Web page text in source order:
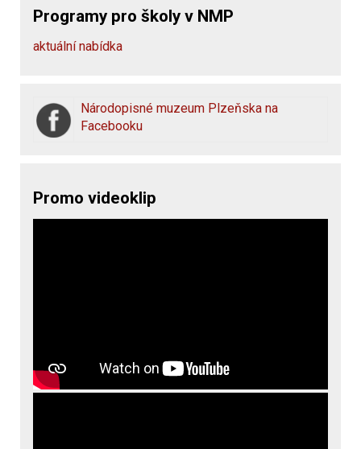
Programy pro školy v NMP
aktuální nabídka
Národopisné muzeum Plzeňska na
Facebooku
Promo videoklip